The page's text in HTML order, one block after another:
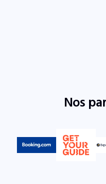
Nos